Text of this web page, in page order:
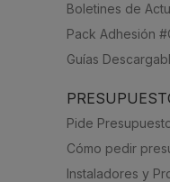
Boletines de
Pack Adhesión
Guías
Pide
Cómo pedir
Instaladores y